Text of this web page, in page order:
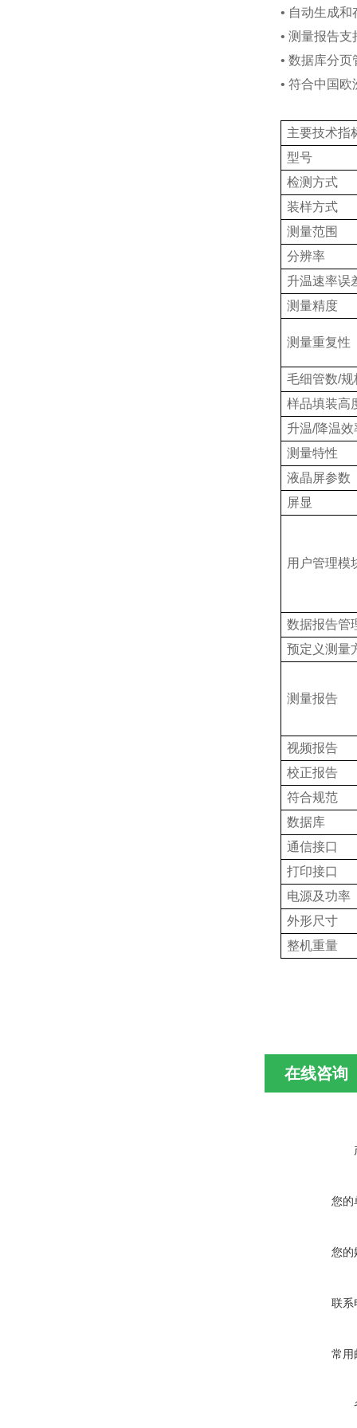
• 自动生成和
• 测量报告支
• 数据库分页
• 符合中国欧
主要技术指
型号
检测方式
装样方式
测量范围
分辨率
升温速率误
测量精度
测量重复性
毛细管数/规
样品填装高
升温/降温效
测量特性
液晶屏参数
屏显
用户管理模
数据报告管
预定义测量
测量报告
视频报告
校正报告
符合规范
数据库
通信接口
打印接口
电源及功率
外形尺寸
整机重量
在线咨询
您的
您的
联系
常用